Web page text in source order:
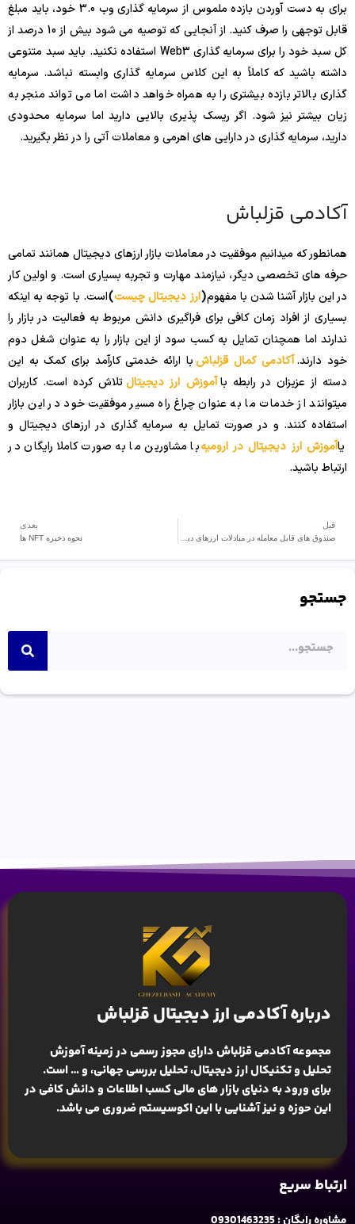
برای به دست آوردن بازده ملموس از سرمایه گذاری وب 3.0 خود، باید مبلغ
قابل توجهی را صرف کنید. از آنجایی که توصیه می شود بیش از 10 درصد از
کل سبد خود را برای سرمایه گذاری Web3 استفاده نکنید. باید سبد متنوعی
داشته باشید که کاملاً به این کلاس سرمایه گذاری وابسته نباشد. سرمایه
گذاری بالاتر بازده بیشتری را به همراه خواهد داشت اما می تواند منجر به
زیان بیشتر نیز شود. اگر ریسک پذیری بالایی دارید اما سرمایه محدودی
دارید، سرمایه گذاری در دارایی های اهرمی و معاملات آتی را در نظر بگیرید.
آکادمی قزلباش
همانطور که میدانیم موفقیت در معاملات بازار ارزهای دیجیتال همانند تمامی
حرفه های تخصصی دیگر، نیازمند مهارت و تجربه بسیاری است. و اولین کار
در این بازار آشنا شدن با مفهوم(ارز دیجیتال چیست)است. با توجه به اینکه
بسیاری از افراد زمان کافی برای فراگیری دانش مربوط به فعالیت در بازار را
ندارند اما همچنان تمایل به کسب سود از این بازار را به عنوان شغل دوم
خود دارند.آکادمی کمال قزلباشبا ارائه خدمتی کارآمد برای کمک به این
دسته از عزیزان در رابطه باآموزش ارز دیجیتالتلاش کرده است. کاربران
میتوانند از خدمات ما به عنوان چراغ راه مسیر موفقیت خود در این بازار
استفاده کنند. و در صورت تمایل به سرمایه گذاری در ارزهای دیجیتال و
یاآموزش ارز دیجیتال در ارومیهبا مشاورین ما به صورت کاملا رایگان در
ارتباط باشید.
قبل بعدی
نحوه ذخیره NFT ها
جستجو
درباره آکادمی ارز دیجیتال قزلباش
مجموعه آکادمی قزلباش دارای مجوز رسمی در زمینهآموزش
تحلیل و تکنیکال ارز دیجیتال، تحلیل بررسی جهانی، و … است.
برای ورود به دنیای بازار های مالی کسب اطلاعات و دانش کافی در
این حوزه و نیز آشنایی با این اکوسیستم ضروری می باشد.
ارتباط سریع